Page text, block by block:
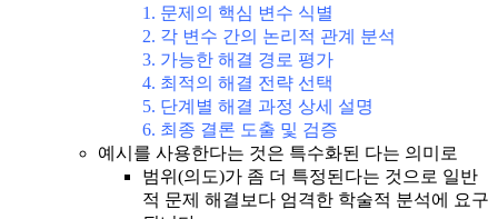
1. 문제의 핵심 변수 식별
2. 각 변수 간의 논리적 관계 분석
3. 가능한 해결 경로 평가
4. 최적의 해결 전략 선택
5. 단계별 해결 과정 상세 설명
6. 최종 결론 도출 및 검증
예시를 사용한다는 것은 특수화된 다는 의미로
범위(의도)가 좀 더 특정된다는 것으로 일반
적 문제 해결보다 엄격한 학술적 분석에 요구